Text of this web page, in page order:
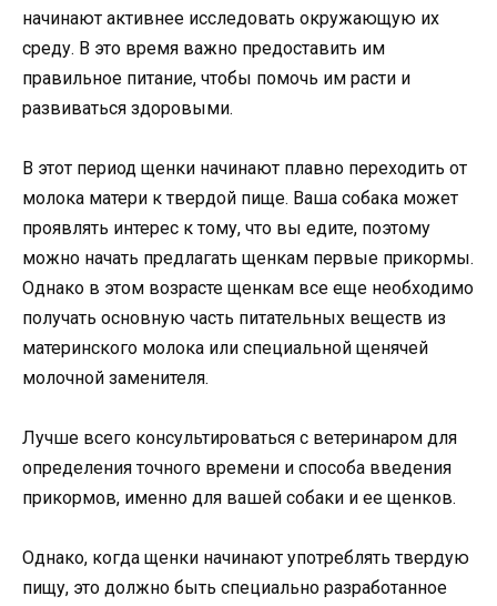
начинают активнее исследовать окружающую их
среду. В это время важно предоставить им
правильное питание, чтобы помочь им расти и
развиваться здоровыми.
В этот период щенки начинают плавно переходить от
молока матери к твердой пище. Ваша собака может
проявлять интерес к тому, что вы едите, поэтому
можно начать предлагать щенкам первые прикормы.
Однако в этом возрасте щенкам все еще необходимо
получать основную часть питательных веществ из
материнского молока или специальной щенячей
молочной заменителя.
Лучше всего консультироваться с ветеринаром для
определения точного времени и способа введения
прикормов, именно для вашей собаки и ее щенков.
Однако, когда щенки начинают употреблять твердую
пищу, это должно быть специально разработанное